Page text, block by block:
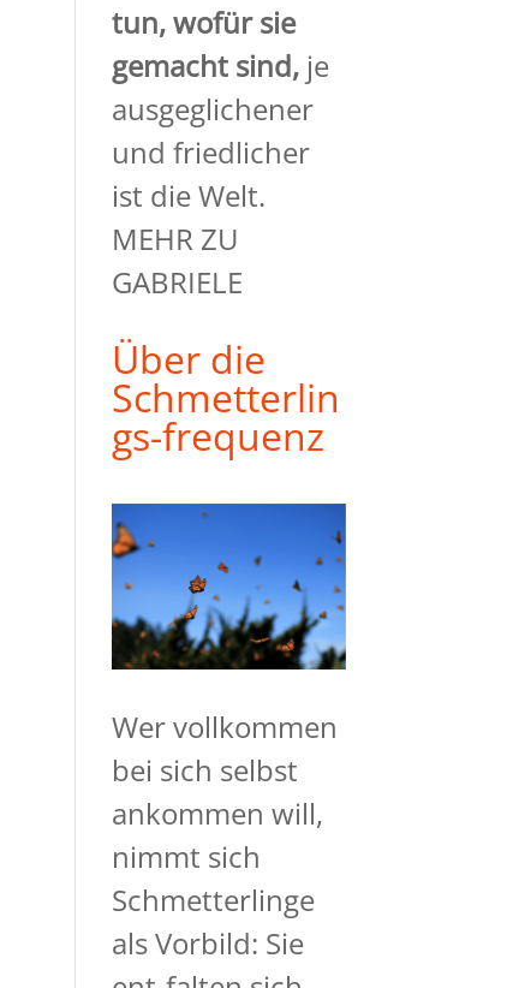
tun, wofür sie
gemacht sind, je
ausgeglichener
und friedlicher
ist die Welt.
MEHR ZU
GABRIELE
Über die
Schmetterlin
gs-frequenz
Wer vollkommen
bei sich selbst
ankommen will,
nimmt sich
Schmetterlinge
als Vorbild: Sie